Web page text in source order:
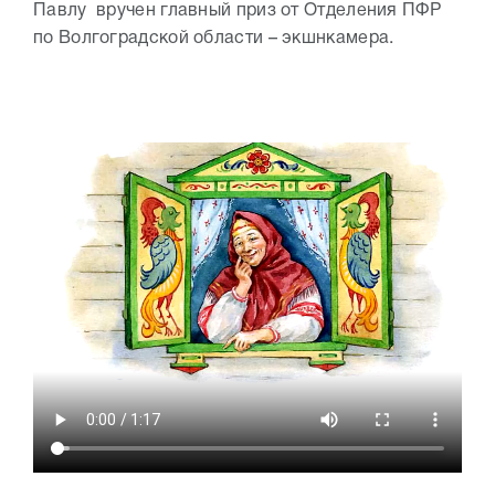
Павлу вручен главный приз от Отделения ПФР
по Волгоградской области – экшнкамера.